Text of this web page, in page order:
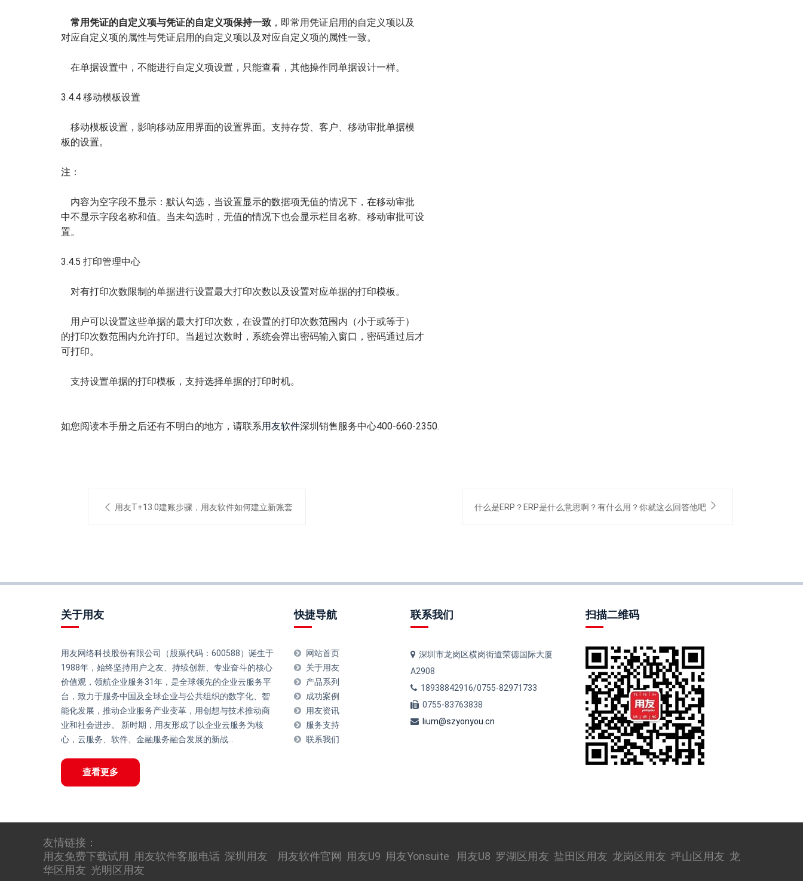
常用凭证的自定义项与凭证的自定义项保持一致 ，即常用凭证启用的自定义项以及
对应自定义项的属性与凭证启用的自定义项以及对应自定义项的属性一致。
在单据设置中，不能进行自定义项设置，只能查看，其他操作同单据设计一样。
3.4.4 移动模板设置
移动模板设置，影响移动应用界面的设置界面。支持存货、客户、移动审批单据模
板的设置。
注：
内容为空字段不显示：默认勾选，当设置显示的数据项无值的情况下，在移动审批
中不显示字段名称和值。当未勾选时，无值的情况下也会显示栏目名称。移动审批可设
置。
3.4.5 打印管理中心
对有打印次数限制的单据进行设置最大打印次数以及设置对应单据的打印模板。
用户可以设置这些单据的最大打印次数，在设置的打印次数范围内（小于或等于）
的打印次数范围内允许打印。当超过次数时，系统会弹出密码输入窗口，密码通过后才
可打印。
支持设置单据的打印模板，支持选择单据的打印时机。
如您阅读本手册之后还有不明白的地方，请联系用友软件深圳销售服务中心400-660-2350.
用友T+13.0建账步骤，用友软件如何建立新账套 什么是ERP？ERP是什么意思啊？有什么用？你就这么回答他吧
关于用友
用友网络科技股份有限公司（股票代码：600588）诞生于
1988年，始终坚持用户之友、持续创新、专业奋斗的核心
价值观，领航企业服务31年，是全球领先的企业云服务平
台，致力于服务中国及全球企业与公共组织的数字化、智
能化发展，推动企业服务产业变革，用创想与技术推动商
业和社会进步。 新时期，用友形成了以企业云服务为核
心，云服务、软件、金融服务融合发展的新战...
查看更多
快捷导航
网站首页
关于用友
产品系列
成功案例
用友资讯
服务支持
联系我们
联系我们
深圳市龙岗区横岗街道荣德国际大厦
A2908
18938842916/0755-82971733
0755-83763838
lium@szyonyou.cn
扫描二维码
友情链接：
用友免费下载试用
用友软件客服电话 深圳用友 用友软件官网 用友U9 用友Yonsuite 用友U8 罗湖区用友 盐田区用友 龙岗区用友 坪山区用友 龙
华区用友 光明区用友